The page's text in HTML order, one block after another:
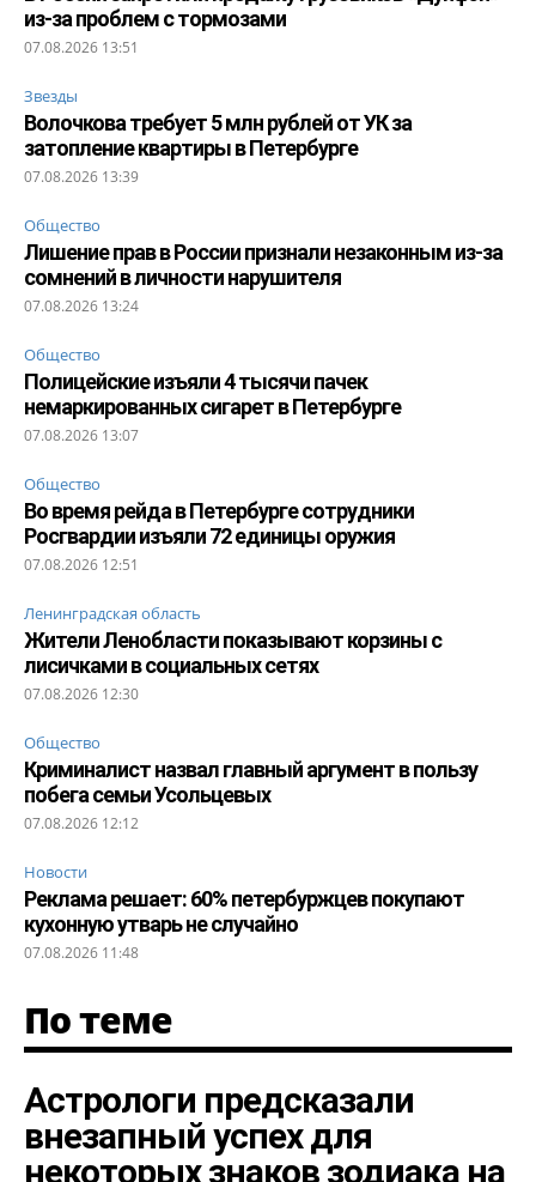
из-за проблем с тормозами
07.08.2026 13:51
Звезды
Волочкова требует 5 млн рублей от УК за
затопление квартиры в Петербурге
07.08.2026 13:39
Общество
Лишение прав в России признали незаконным из-за
сомнений в личности нарушителя
07.08.2026 13:24
Общество
Полицейские изъяли 4 тысячи пачек
немаркированных сигарет в Петербурге
07.08.2026 13:07
Общество
Во время рейда в Петербурге сотрудники
Росгвардии изъяли 72 единицы оружия
07.08.2026 12:51
Ленинградская область
Жители Ленобласти показывают корзины с
лисичками в социальных сетях
07.08.2026 12:30
Общество
Криминалист назвал главный аргумент в пользу
побега семьи Усольцевых
07.08.2026 12:12
Новости
Реклама решает: 60% петербуржцев покупают
кухонную утварь не случайно
07.08.2026 11:48
По теме
Астрологи предсказали
внезапный успех для
некоторых знаков зодиака на